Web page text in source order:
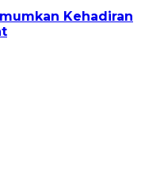
Kehadiran